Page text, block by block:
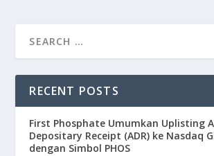
RECENT POSTS
First Phosphate Umumkan Uplisting
Depositary Receipt (ADR) ke Nasdaq
dengan Simbol PHOS